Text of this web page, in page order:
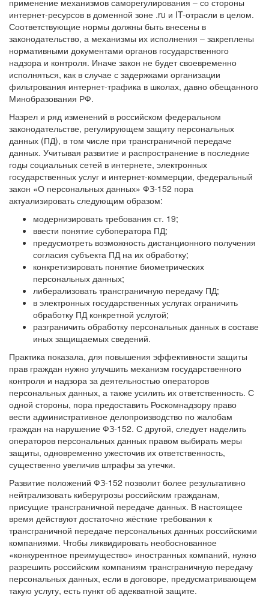
интернет-ресурсов в доменной зоне .ru и IT-отрасли в целом.
Соответствующие нормы должны быть внесены в
законодательство, а механизмы их исполнения – закреплены
нормативными документами органов государственного
надзора и контроля. Иначе закон не будет своевременно
исполняться, как в случае с задержками организации
фильтрования интернет-трафика в школах, давно обещанного
Минобразования РФ.
Назрел и ряд изменений в российском федеральном
законодательстве, регулирующем защиту персональных
данных (ПД), в том числе при трансграничной передаче
данных. Учитывая развитие и распространение в последние
годы социальных сетей в интернете, электронных
государственных услуг и интернет-коммерции, федеральный
закон «О персональных данных» ФЗ-152 пора
актуализировать следующим образом:
модернизировать требования ст. 19;
ввести понятие субоператора ПД;
предусмотреть возможность дистанционного получения
согласия субъекта ПД на их обработку;
конкретизировать понятие биометрических
персональных данных;
либерализовать трансграничную передачу ПД;
в электронных государственных услугах ограничить
обработку ПД конкретной услугой;
разграничить обработку персональных данных в составе
иных защищаемых сведений.
Практика показала, для повышения эффективности защиты
прав граждан нужно улучшить механизм государственного
контроля и надзора за деятельностью операторов
персональных данных, а также усилить их ответственность. С
одной стороны, пора предоставить Роскомнадзору право
вести административное делопроизводство по жалобам
граждан на нарушение ФЗ-152. С другой, следует наделить
операторов персональных данных правом выбирать меры
защиты, одновременно ужесточив их ответственность,
существенно увеличив штрафы за утечки.
Развитие положений ФЗ-152 позволит более результативно
нейтрализовать киберугрозы российским гражданам,
присущие трансграничной передаче данных. В настоящее
время действуют достаточно жёсткие требования к
трансграничной передаче персональных данных российскими
компаниями. Чтобы ликвидировать необоснованное
«конкурентное преимущество» иностранных компаний, нужно
разрешить российским компаниям трансграничную передачу
персональных данных, если в договоре, предусматривающем
такую услугу, есть пункт об адекватной защите.